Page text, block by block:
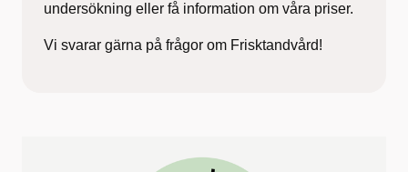
undersökning eller få information om våra priser.
Vi svarar gärna på frågor om Frisktandvård!